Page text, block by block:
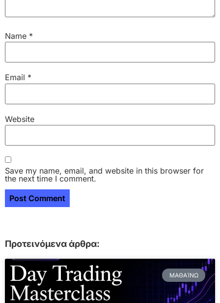
Name *
Email *
Website
Save my name, email, and website in this browser for
the next time I comment.
Προτεινόμενα άρθρα:
ΜΑΘΑΊΝΩ